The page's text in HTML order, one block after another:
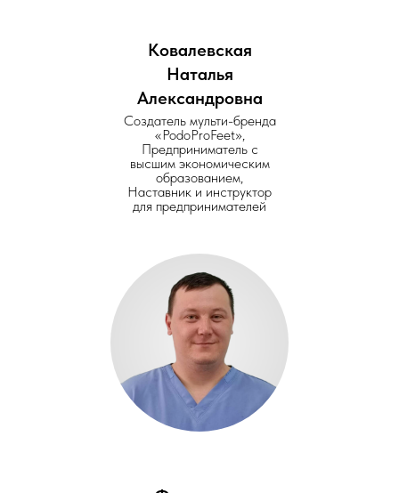
Ковалевская
Наталья
Александровна
Создатель мульти-бренда
«PodoProFeet»,
Предприниматель с
высшим экономическим
образованием,
Наставник и инструктор
для предпринимателей